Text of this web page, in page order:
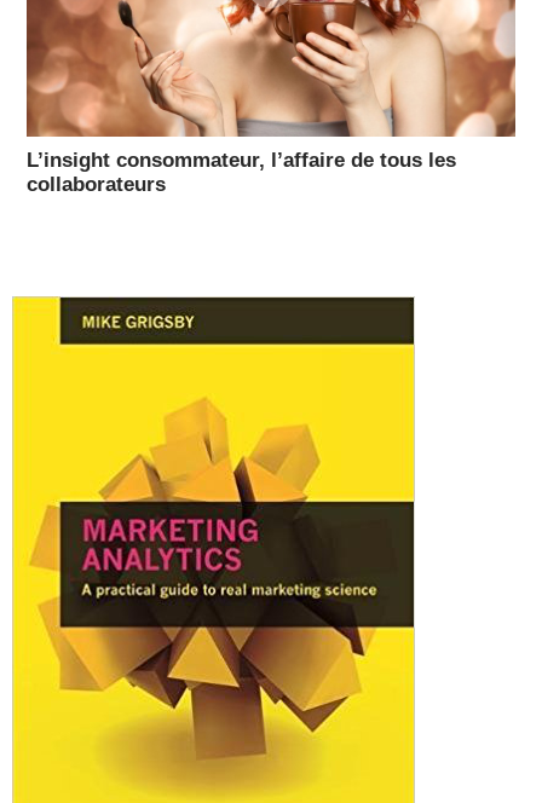
L’insight consommateur, l’affaire de tous les
collaborateurs